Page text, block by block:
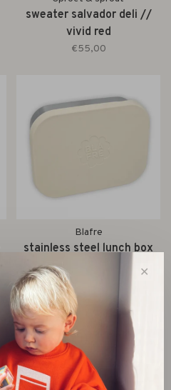
sweater salvador deli //
vivid red
€55,00
Blafre
stainless steel lunch box
with silicone lid // beige
✕